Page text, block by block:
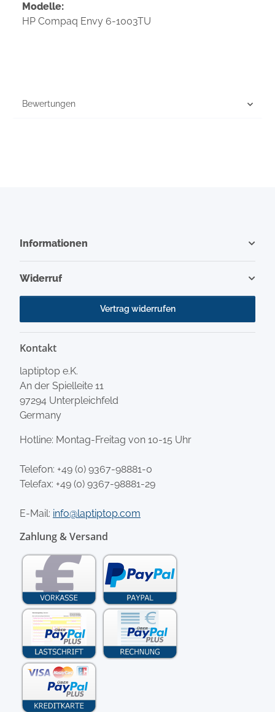
Modelle:
HP Compaq Envy 6-1003TU
Bewertungen
Informationen
Widerruf
Vertrag widerrufen
Kontakt
laptiptop e.K.
An der Spielleite 11
97294 Unterpleichfeld
Germany
Hotline: Montag-Freitag von 10-15 Uhr
Telefon: +49 (0) 9367-98881-0
Telefax: +49 (0) 9367-98881-29
E-Mail: info@laptiptop.com
Zahlung & Versand